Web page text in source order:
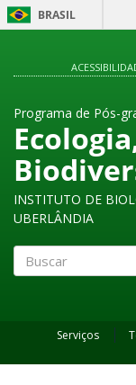
BRASIL
Programa de Pós-
INSTITUTO DE
UBERLÂNDIA
Serviços